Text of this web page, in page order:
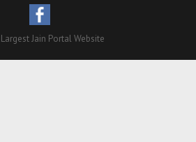
Jain Portal Website